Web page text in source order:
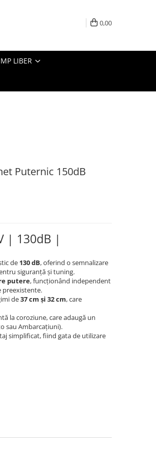
0,00
LIBER
Puternic 150dB
| 130dB |
de 130 dB, oferind o semnalizare
siguranță și tuning.
putere, funcționând independent
preexistente.
de37 cm și 32 cm, care
la coroziune, care adaugă un
sau Ambarcațiuni).
simplificat, fiind gata de utilizare